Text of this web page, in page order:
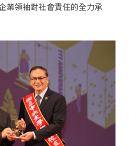
業領袖對社會責任的全力承